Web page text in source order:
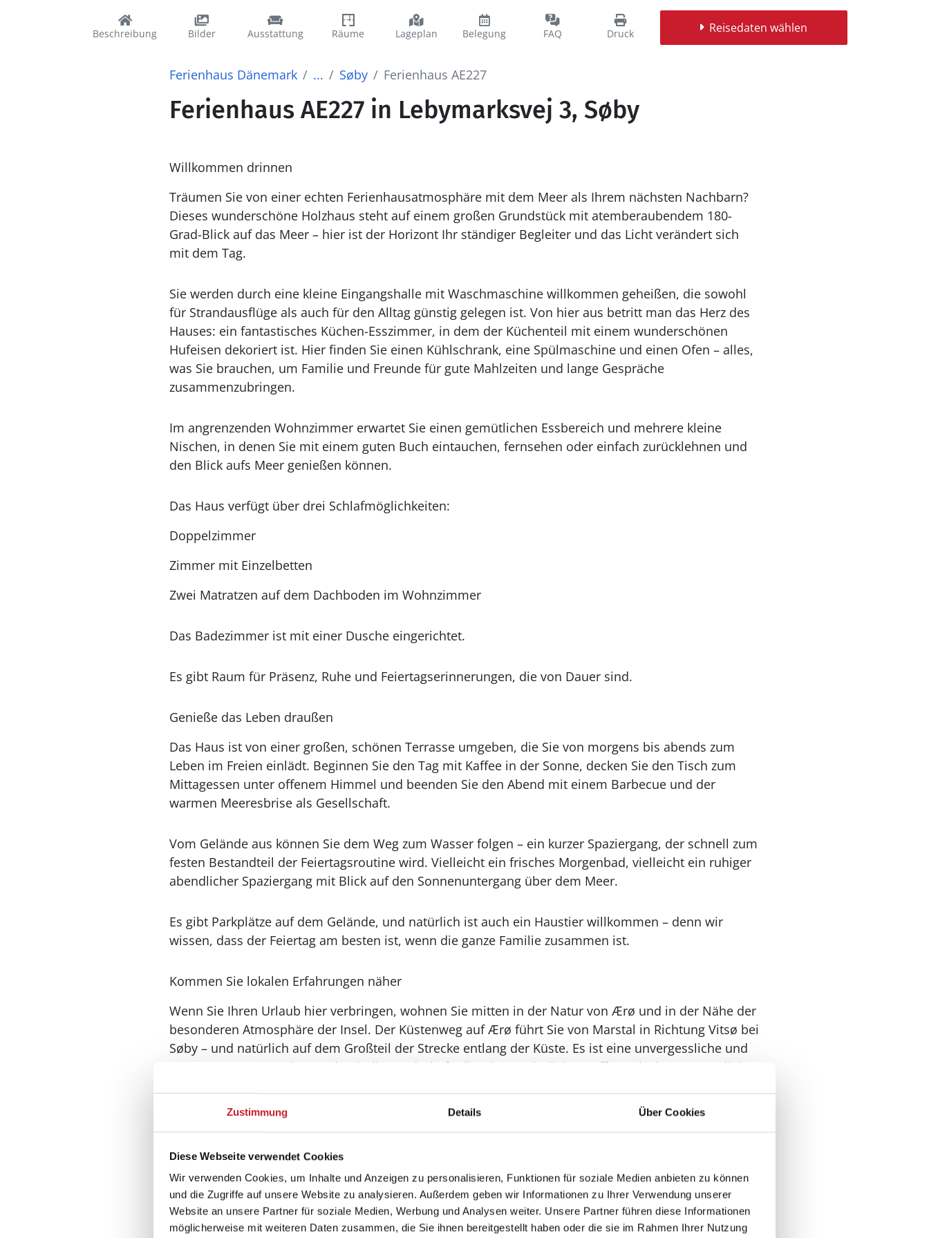
Zustimmung Details Über Cookies
Diese Webseite verwendet Cookies
Wir verwenden Cookies, um Inhalte und Anzeigen zu personalisieren, Funktionen für soziale Medien anbieten zu können
und die Zugriffe auf unsere Website zu analysieren. Außerdem geben wir Informationen zu Ihrer Verwendung unserer
Website an unsere Partner für soziale Medien, Werbung und Analysen weiter. Unsere Partner führen diese Informationen
möglicherweise mit weiteren Daten zusammen, die Sie ihnen bereitgestellt haben oder die sie im Rahmen Ihrer Nutzung
Beschreibung Bilder Ausstattung Räume Lageplan Belegung FAQ Druck Reisedaten wählen
Ferienhaus Dänemark ... Søby Ferienhaus AE227
Ferienhaus AE227 in Lebymarksvej 3, Søby
Willkommen drinnen
Träumen Sie von einer echten Ferienhausatmosphäre mit dem Meer als Ihrem nächsten Nachbarn?
Dieses wunderschöne Holzhaus steht auf einem großen Grundstück mit atemberaubendem 180-
Grad-Blick auf das Meer – hier ist der Horizont Ihr ständiger Begleiter und das Licht verändert sich
mit dem Tag.
Sie werden durch eine kleine Eingangshalle mit Waschmaschine willkommen geheißen, die sowohl
für Strandausflüge als auch für den Alltag günstig gelegen ist. Von hier aus betritt man das Herz des
Hauses: ein fantastisches Küchen-Esszimmer, in dem der Küchenteil mit einem wunderschönen
Hufeisen dekoriert ist. Hier finden Sie einen Kühlschrank, eine Spülmaschine und einen Ofen – alles,
was Sie brauchen, um Familie und Freunde für gute Mahlzeiten und lange Gespräche
zusammenzubringen.
Im angrenzenden Wohnzimmer erwartet Sie einen gemütlichen Essbereich und mehrere kleine
Nischen, in denen Sie mit einem guten Buch eintauchen, fernsehen oder einfach zurücklehnen und
den Blick aufs Meer genießen können.
Das Haus verfügt über drei Schlafmöglichkeiten:
Doppelzimmer
Zimmer mit Einzelbetten
Zwei Matratzen auf dem Dachboden im Wohnzimmer
Das Badezimmer ist mit einer Dusche eingerichtet.
Es gibt Raum für Präsenz, Ruhe und Feiertagserinnerungen, die von Dauer sind.
Genieße das Leben draußen
Das Haus ist von einer großen, schönen Terrasse umgeben, die Sie von morgens bis abends zum
Leben im Freien einlädt. Beginnen Sie den Tag mit Kaffee in der Sonne, decken Sie den Tisch zum
Mittagessen unter offenem Himmel und beenden Sie den Abend mit einem Barbecue und der
warmen Meeresbrise als Gesellschaft.
Vom Gelände aus können Sie dem Weg zum Wasser folgen – ein kurzer Spaziergang, der schnell zum
festen Bestandteil der Feiertagsroutine wird. Vielleicht ein frisches Morgenbad, vielleicht ein ruhiger
abendlicher Spaziergang mit Blick auf den Sonnenuntergang über dem Meer.
Es gibt Parkplätze auf dem Gelände, und natürlich ist auch ein Haustier willkommen – denn wir
wissen, dass der Feiertag am besten ist, wenn die ganze Familie zusammen ist.
Kommen Sie lokalen Erfahrungen näher
Wenn Sie Ihren Urlaub hier verbringen, wohnen Sie mitten in der Natur von Ærø und in der Nähe der
besonderen Atmosphäre der Insel. Der Küstenweg auf Ærø führt Sie von Marstal in Richtung Vitsø bei
Søby – und natürlich auf dem Großteil der Strecke entlang der Küste. Es ist eine unvergessliche und
wunderschöne Wanderung durch die Landschaft, die wir so sehr lieben: offene Flächen, Küstenlinien
der ruhige Strand oder die Wanderung, die Ihnen auf genau die richtige Weise den Atem raubt.
Willkommen in Ærø. Willkommen zu einem Urlaub mit Aussicht – und mit Herz.